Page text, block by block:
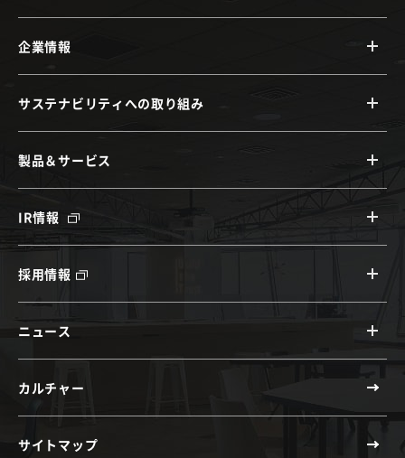
企業情報
サステナビリティへの取り組み
製品＆サービス
IR情報
採用情報
ニュース
カルチャー
サイトマップ